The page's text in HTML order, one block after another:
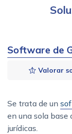
Software de
Valorar
Se trata de un
en una sola base
jurídicas.